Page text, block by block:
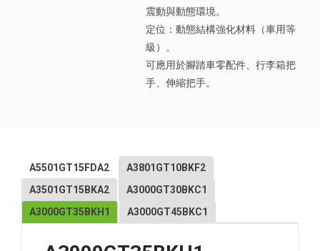
震動與動態環境。
定位：動態結構強化材料（車用等
級）。
可應用於腳踏車零配件、行李箱把
手、伸縮把手。
A5501GT15FDA2
A3801GT10BKF2
A3501GT15BKA2
A3000GT30BKC1
A3000GT35BKH1
A3000GT45BKC1